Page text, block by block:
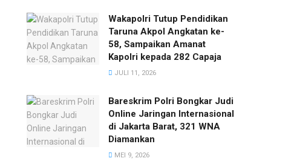
Wakapolri Tutup Pendidikan
Taruna Akpol Angkatan ke-
58, Sampaikan Amanat
Kapolri kepada 282 Capaja
JULI 11, 2026
Bareskrim Polri Bongkar Judi
Online Jaringan Internasional
di Jakarta Barat, 321 WNA
Diamankan
MEI 9, 2026